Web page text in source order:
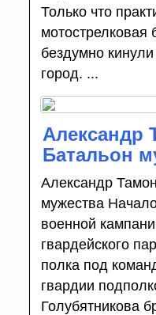
Только что
мотострелковая
бездумно
город. ...
Александр
Батальон
Александр
мужества
военной
гвардейского
полка под
гвардии
Голубятникова